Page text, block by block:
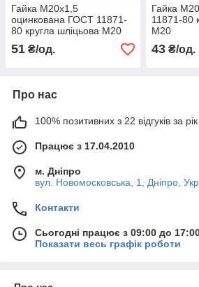
Гайка М20х1,5
оцинкована ГОСТ 11871-
80 кругла шліцьова М20
51 ₴/од.
Гайка
11871-80
М20
43₴/од.
Про нас
100% позитивних з 22 відгуків за рік
Працює з 17.04.2010
м. Дніпро
вул. Новомосковська, 1, Дніпро,
Контакти
Сьогодні працює з 09:00 до
Показати весь графік роботи